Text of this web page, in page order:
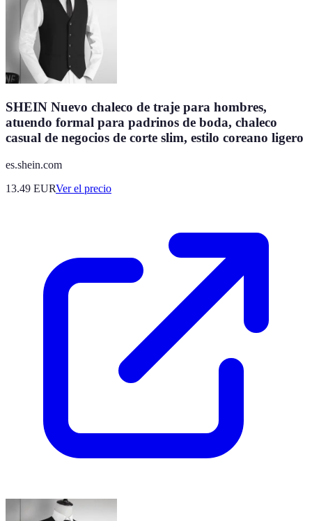
SHEIN Nuevo chaleco de traje para hombres,
atuendo formal para padrinos de boda, chaleco
casual de negocios de corte slim, estilo coreano ligero
es.shein.com
13.49 EURVer el precio